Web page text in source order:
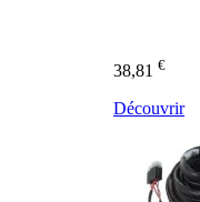
38,81 €
Découvrir